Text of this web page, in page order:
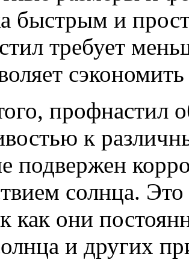
быстрым и
требует
профнастил
к
подвержен
солнца.
как они
и других